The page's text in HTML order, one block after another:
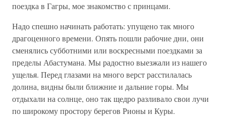
поездка в Гагры, мое знакомство с принцами.
Надо спешно начинать работать: упущено так много
драгоценного времени. Опять пошли рабочие дни, они
сменялись субботними или воскресными поездками за
пределы Абастумана. Мы радостно выезжали из нашего
ущелья. Перед глазами на много верст расстилалась
долина, видны были ближние и дальние горы. Мы
отдыхали на солнце, оно так щедро разливало свои лучи
по широкому простору берегов Рионы и Куры.